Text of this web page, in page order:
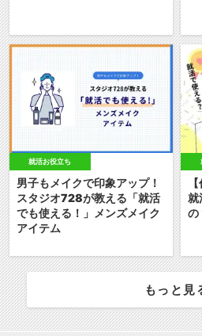
就活お役立ち
男子もメイクで印象アップ！
スタジオ728が教える「就活
でも使える！」メンズメイク
アイテム
就
の
もっと見